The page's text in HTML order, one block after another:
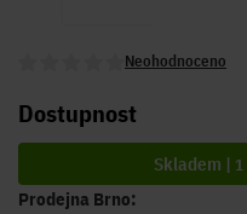
Neohodnoceno
Dostupnost
Skladem | 1
Prodejna Brno: